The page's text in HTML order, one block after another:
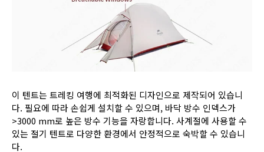
이 텐트는 트레킹 여행에 최적화된 디자인으로 제작되어 있습니
다. 필요에 따라 손쉽게 설치할 수 있으며, 바닥 방수 인덱스가
>3000 mm로 높은 방수 기능을 자랑합니다. 사계절에 사용할 수
있는 절기 텐트로 다양한 환경에서 안정적으로 숙박할 수 있습니
다.